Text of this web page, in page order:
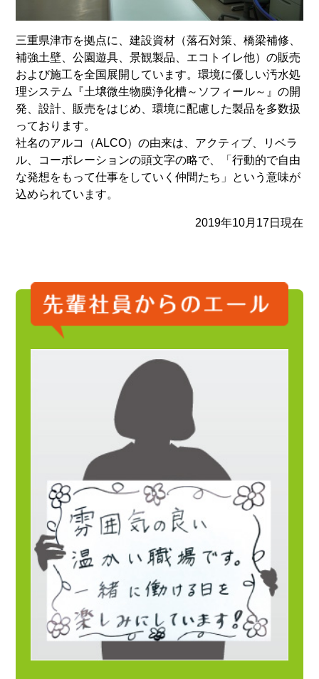
三重県津市を拠点に、建設資材（落石対策、橋梁補修、
補強土壁、公園遊具、景観製品、エコトイレ他）の販売
および施工を全国展開しています。環境に優しい汚水処
理システム『土壌微生物膜浄化槽～ソフィール～』の開
発、設計、販売をはじめ、環境に配慮した製品を多数扱
っております。
社名のアルコ（ALCO）の由来は、アクティブ、リベラ
ル、コーポレーションの頭文字の略で、「行動的で自由
な発想をもって仕事をしていく仲間たち」という意味が
込められています。
2019年10月17日現在